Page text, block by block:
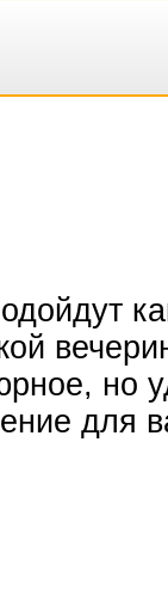
но
для